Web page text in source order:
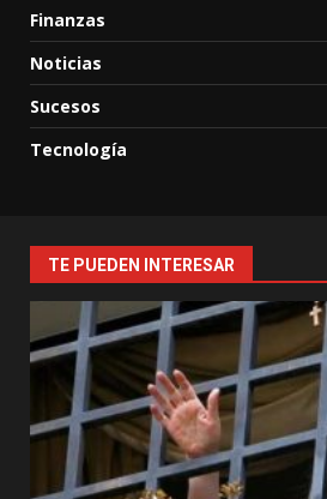
Finanzas
Noticias
Sucesos
Tecnología
TE PUEDEN INTERESAR